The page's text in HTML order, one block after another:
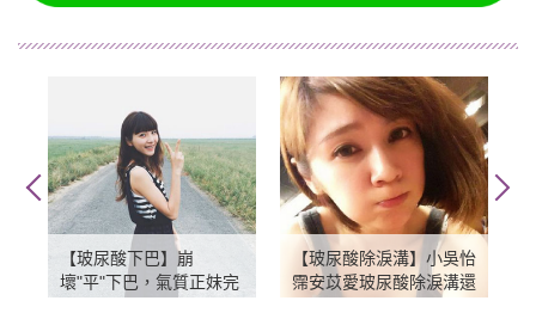
【玻尿酸下巴】崩
壞"平"下巴，氣質正妹完
【玻尿酸除淚溝】小吳怡
霈安苡愛玻尿酸除淚溝還